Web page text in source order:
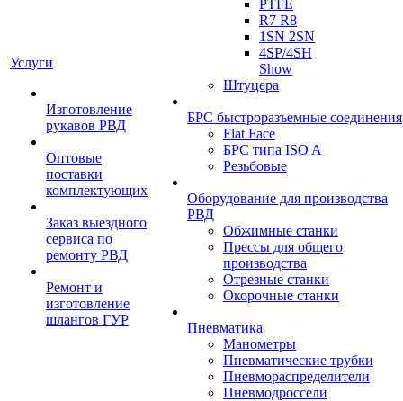
Услуги
Изготовление
рукавов РВД
Оптовые
поставки
комплектующих
Заказ выездного
сервиса по
ремонту РВД
Ремонт и
изготовление
шлангов ГУР
PTFE
R7 R8
1SN 2SN
4SP/4SH
Show
Штуцера
БРС быстроразъемные соединения
Flat Face
БРС типа ISO A
Резьбовые
Оборудование для производства
РВД
Обжимные станки
Прессы для общего
производства
Отрезные станки
Окорочные станки
Пневматика
Манометры
Пневматические трубки
Пневмораспределители
Пневмодроссели